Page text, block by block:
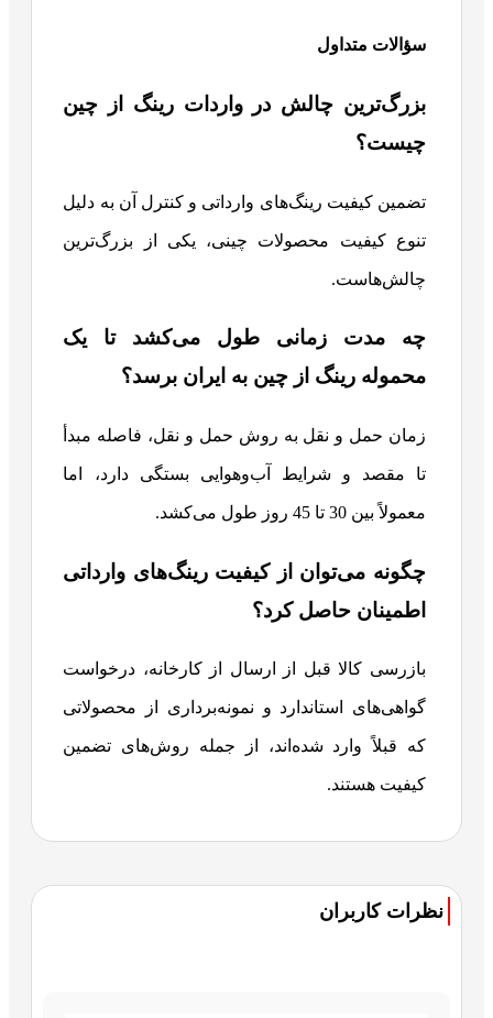
سؤالات متداول
بزرگ‌ترین چالش در واردات رینگ از چین
چیست؟
تضمین کیفیت رینگ‌های وارداتی و کنترل آن به دلیل
تنوع کیفیت محصولات چینی، یکی از بزرگ‌ترین
چالش‌هاست.
چه مدت زمانی طول می‌کشد تا یک
محموله رینگ از چین به ایران برسد؟
زمان حمل و نقل به روش حمل و نقل، فاصله مبدأ
تا مقصد و شرایط آب‌وهوایی بستگی دارد، اما
معمولاً بین 30 تا 45 روز طول می‌کشد.
چگونه می‌توان از کیفیت رینگ‌های وارداتی
اطمینان حاصل کرد؟
بازرسی کالا قبل از ارسال از کارخانه، درخواست
گواهی‌های استاندارد و نمونه‌برداری از محصولاتی
که قبلاً وارد شده‌اند، از جمله روش‌های تضمین
کیفیت هستند.
نظرات کاربران